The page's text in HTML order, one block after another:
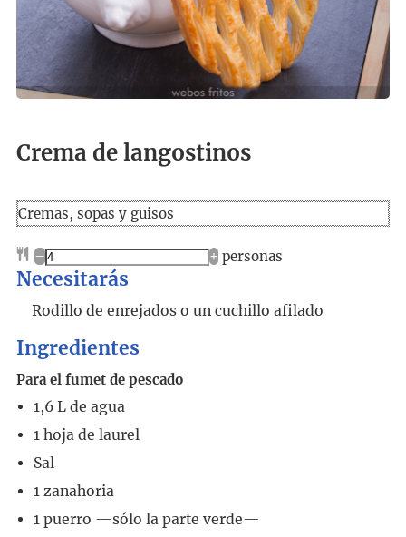
Crema de langostinos
Cremas, sopas y guisos
– + personas
Necesitarás
Rodillo de enrejados o un cuchillo afilado
Ingredientes
Para el fumet de pescado
1,6 L de agua
1 hoja de laurel
Sal
1 zanahoria
1 puerro —sólo la parte verde—